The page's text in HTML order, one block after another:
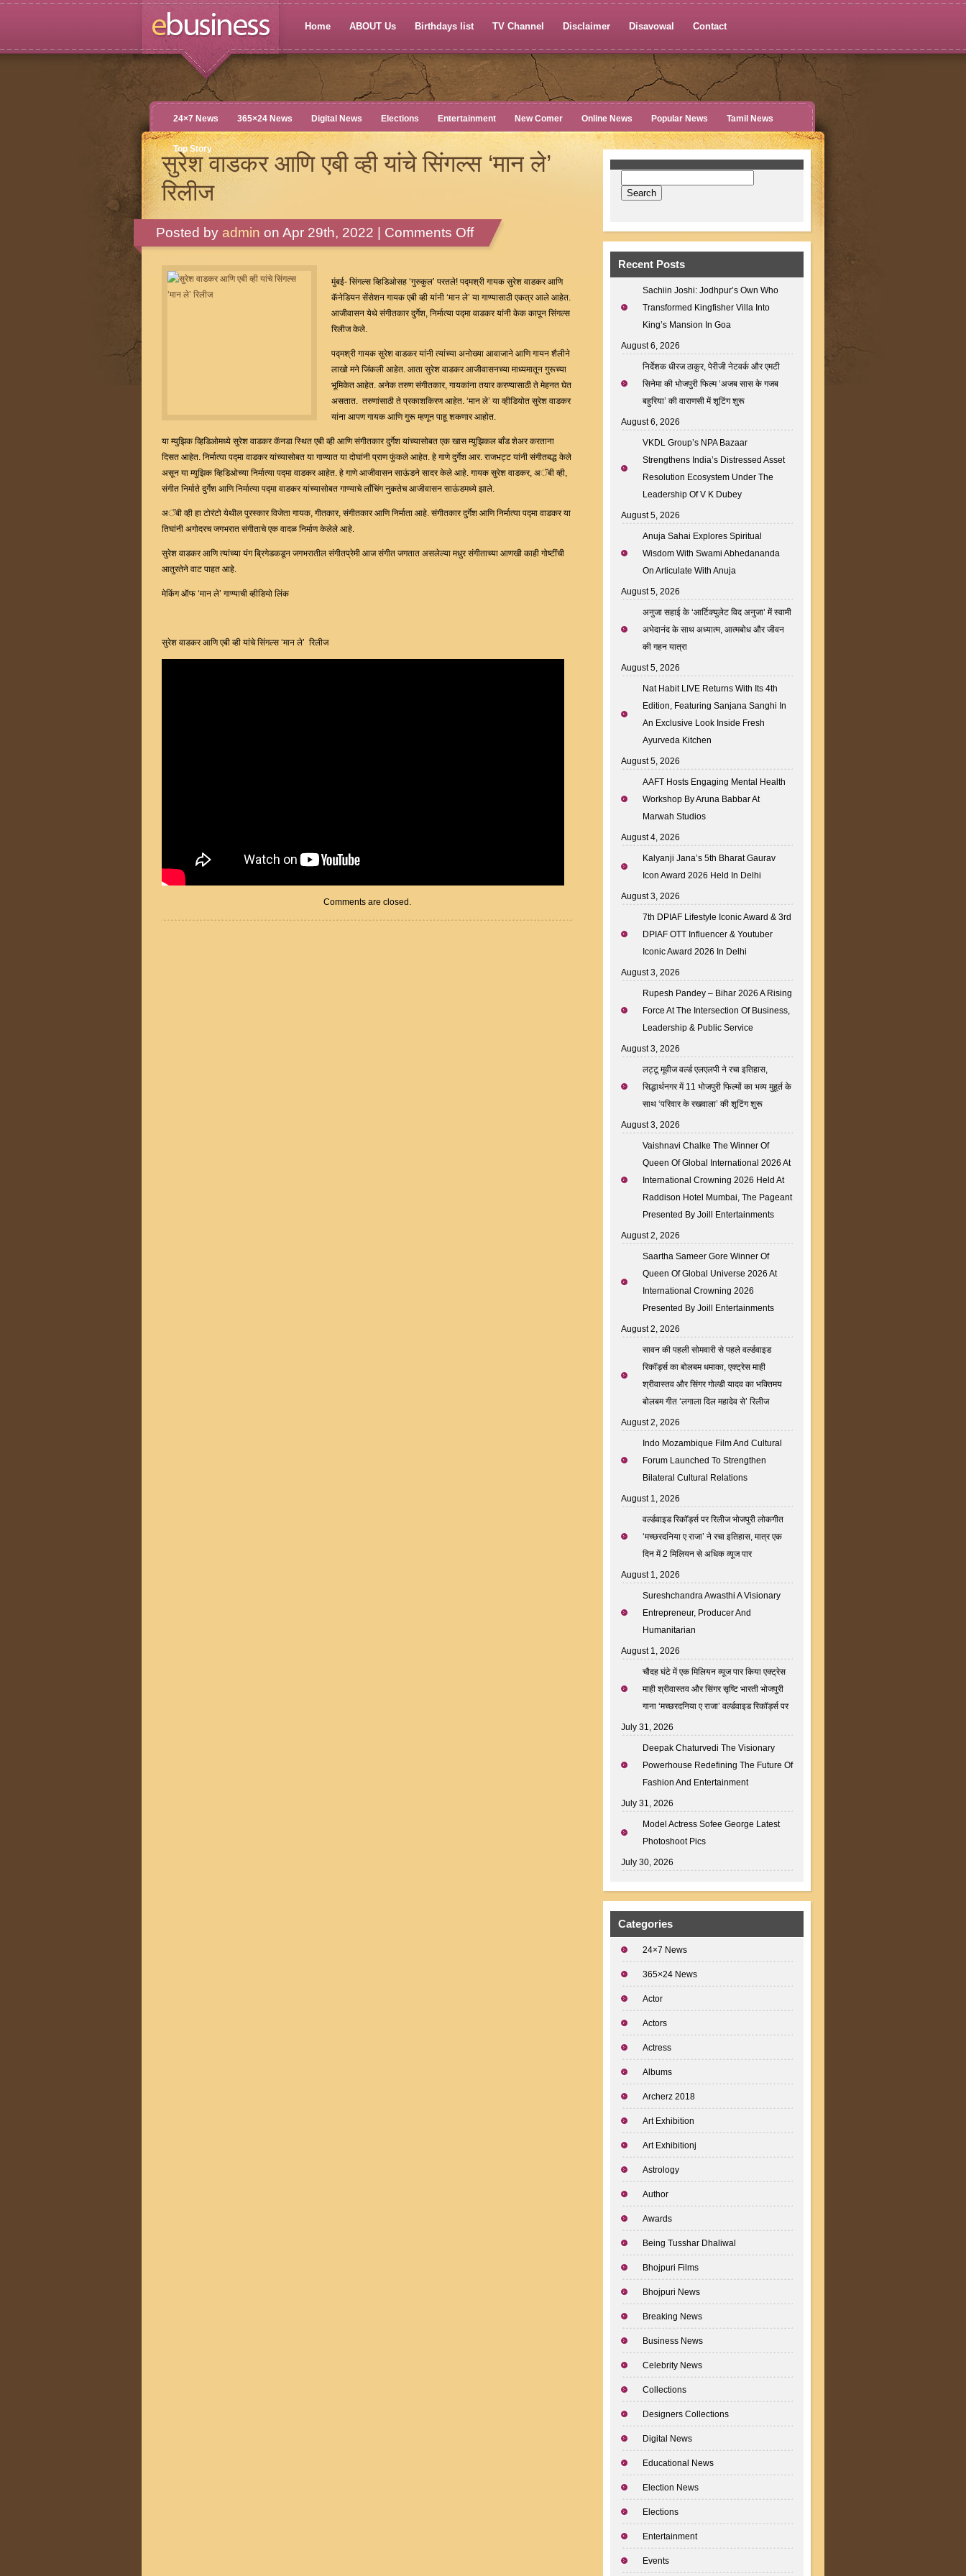
Home ABOUT Us Birthdays list TV Channel Disclaimer Disavowal Contact
24×7 News 365×24 News Digital News Elections Entertainment New Comer Online News Popular News Tamil News
Top Story
सुरेश वाडकर आणि एबी व्ही यांचे सिंगल्स ‘मान ले’
रिलीज
Posted by admin on Apr 29th, 2022 | Comments Offon
सुरेश
आणि
एबी
व्ही
‘मान
ले’
रिलीज
मुंबई- सिंगल्स व्हिडिओसह ‘गुरुकुल’ परतले! पद्मश्री गायक सुरेश वाडकर आणि
कॅनेडियन सेंसेशन गायक एबी व्ही यांनी ‘मान ले’ या गाण्यासाठी एकत्र आले आहेत.
आजीवासन येथे संगीतकार दुर्गेश, निर्मात्या पद्मा वाडकर यांनी केक कापून सिंगल्स
रिलीज केले.
पद्मश्री गायक सुरेश वाडकर यांनी त्यांच्या अनोख्या आवाजाने आणि गायन शैलीने
लाखो मने जिंकली आहेत. आता सुरेश वाडकर आजीवासनच्या माध्यमातून गुरूच्या
भूमिकेत आहेत. अनेक तरुण संगीतकार, गायकांना तयार करण्यासाठी ते मेहनत घेत
असतात. तरुणांसाठी ते प्रकाशकिरण आहेत. ‘मान ले’ या व्हीडियोत सुरेश वाडकर
यांना आपण गायक आणि गुरू म्हणून पाहू शकणार आहोत.
या म्युझिक व्हिडिओमध्ये सुरेश वाडकर कॅनडा स्थित एबी व्ही आणि संगीतकार दुर्गेश यांच्यासोबत एक खास म्युझिकल बाँड शेअर करताना
दिसत आहेत. निर्मात्या पद्मा वाडकर यांच्यासोबत या गाण्यात या दोघांनी प्राण फुंकले आहेत. हे गाणे दुर्गेश आर. राजभट्ट यांनी संगीतबद्ध केले
असून या म्युझिक व्हिडिओच्या निर्मात्या पद्मा वाडकर आहेत. हे गाणे आजीवासन साऊंडने सादर केले आहे. गायक सुरेश वाडकर, अॅबी व्ही,
संगीत निर्माते दुर्गेश आणि निर्मात्या पद्मा वाडकर यांच्यासोबत गाण्याचे लाँचिंग नुकतेच आजीवासन साऊंडमध्ये झाले.
अॅबी व्ही हा टोरंटो येथील पुरस्कार विजेता गायक, गीतकार, संगीतकार आणि निर्माता आहे. संगीतकार दुर्गेश आणि निर्मात्या पद्मा वाडकर या
तिघांनी अगोदरच जगभरात संगीताचे एक वादळ निर्माण केलेले आहे.
सुरेश वाडकर आणि त्यांच्या यंग ब्रिगेडकडून जगभरातील संगीतप्रेमी आज संगीत जगतात असलेल्या मधुर संगीताच्या आणखी काही गोष्टींची
आतुरतेने वाट पाहत आहे.
मेकिंग ऑफ ‘मान ले’ गाण्याची व्हीडियो लिंक
सुरेश वाडकर आणि एबी व्ही यांचे सिंगल्स ‘मान ले’ रिलीज
Comments are closed.
Recent Posts
Sachiin Joshi: Jodhpur’s Own Who
Transformed Kingfisher Villa Into
King’s Mansion In Goa
August 6, 2026
निर्देशक धीरज ठाकुर, पेरीजी नेटवर्क और एमटी
सिनेमा की भोजपुरी फिल्म ‘अजब सास के गजब
बहुरिया’ की वाराणसी में शूटिंग शुरू
August 6, 2026
VKDL Group’s NPA Bazaar
Strengthens India’s Distressed Asset
Resolution Ecosystem Under The
Leadership Of V K Dubey
August 5, 2026
Anuja Sahai Explores Spiritual
Wisdom With Swami Abhedananda
On Articulate With Anuja
August 5, 2026
अनुजा सहाई के ‘आर्टिक्युलेट विद अनुजा’ में स्वामी
अभेदानंद के साथ अध्यात्म, आत्मबोध और जीवन
की गहन यात्रा
August 5, 2026
Nat Habit LIVE Returns With Its 4th
Edition, Featuring Sanjana Sanghi In
An Exclusive Look Inside Fresh
Ayurveda Kitchen
August 5, 2026
AAFT Hosts Engaging Mental Health
Workshop By Aruna Babbar At
Marwah Studios
August 4, 2026
Kalyanji Jana’s 5th Bharat Gaurav
Icon Award 2026 Held In Delhi
August 3, 2026
7th DPIAF Lifestyle Iconic Award & 3rd
DPIAF OTT Influencer & Youtuber
Iconic Award 2026 In Delhi
August 3, 2026
Rupesh Pandey – Bihar 2026 A Rising
Force At The Intersection Of Business,
Leadership & Public Service
August 3, 2026
लट्टू मूवीज वर्ल्ड एलएलपी ने रचा इतिहास,
सिद्धार्थनगर में 11 भोजपुरी फिल्मों का भव्य मुहूर्त के
साथ ‘परिवार के रखवाला’ की शूटिंग शुरू
August 3, 2026
Vaishnavi Chalke The Winner Of
Queen Of Global International 2026 At
International Crowning 2026 Held At
Raddison Hotel Mumbai, The Pageant
Presented By Joill Entertainments
August 2, 2026
Saartha Sameer Gore Winner Of
Queen Of Global Universe 2026 At
International Crowning 2026
Presented By Joill Entertainments
August 2, 2026
सावन की पहली सोमवारी से पहले वर्ल्डवाइड
रिकॉर्ड्स का बोलबम धमाका, एक्ट्रेस माही
श्रीवास्तव और सिंगर गोल्डी यादव का भक्तिमय
बोलबम गीत ‘लगाला दिल महादेव से’ रिलीज
August 2, 2026
Indo Mozambique Film And Cultural
Forum Launched To Strengthen
Bilateral Cultural Relations
August 1, 2026
वर्ल्डवाइड रिकॉर्ड्स पर रिलीज भोजपुरी लोकगीत
‘मच्छरदनिया ए राजा’ ने रचा इतिहास, मात्र एक
दिन में 2 मिलियन से अधिक व्यूज पार
August 1, 2026
Sureshchandra Awasthi A Visionary
Entrepreneur, Producer And
Humanitarian
August 1, 2026
चौदह घंटे में एक मिलियन व्यूज पार किया एक्ट्रेस
माही श्रीवास्तव और सिंगर सृष्टि भारती भोजपुरी
गाना ‘मच्छरदनिया ए राजा’ वर्ल्डवाइड रिकॉर्ड्स पर
July 31, 2026
Deepak Chaturvedi The Visionary
Powerhouse Redefining The Future Of
Fashion And Entertainment
July 31, 2026
Model Actress Sofee George Latest
Photoshoot Pics
July 30, 2026
Categories
24×7 News
365×24 News
Actor
Actors
Actress
Albums
Archerz 2018
Art Exhibition
Art Exhibitionj
Astrology
Author
Awards
Being Tusshar Dhaliwal
Bhojpuri Films
Bhojpuri News
Breaking News
Business News
Celebrity News
Collections
Designers Collections
Digital News
Educational News
Election News
Elections
Entertainment
Events